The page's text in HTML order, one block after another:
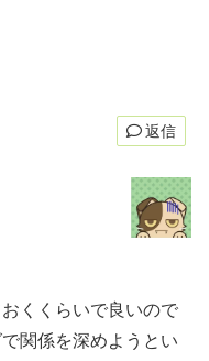
返信
くくらいで良いので
関係を深めようとい